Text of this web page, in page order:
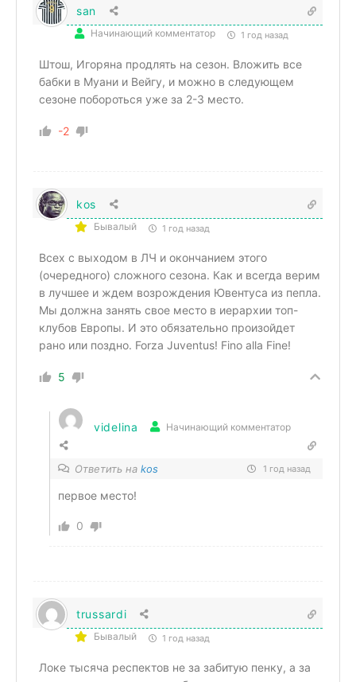
san
Начинающий комментатор 1 год назад
Штош, Игоряна продлять на сезон. Вложить все
бабки в Муани и Вейгу, и можно в следующем
сезоне побороться уже за 2-3 место.
-2
kos
Бывалый 1 год назад
Всех с выходом в ЛЧ и окончанием этого
(очередного) сложного сезона. Как и всегда верим
в лучшее и ждем возрождения Ювентуса из пепла.
Мы должна занять свое место в иерархии топ-
клубов Европы. И это обязательно произойдет
рано или поздно. Forza Juventus! Fino alla Fine!
5
videlina Начинающий комментатор
Ответить на kos 1 год назад
первое место!
0
trussardi
Бывалый 1 год назад
Локе тысяча респектов не за забитую пенку, а за